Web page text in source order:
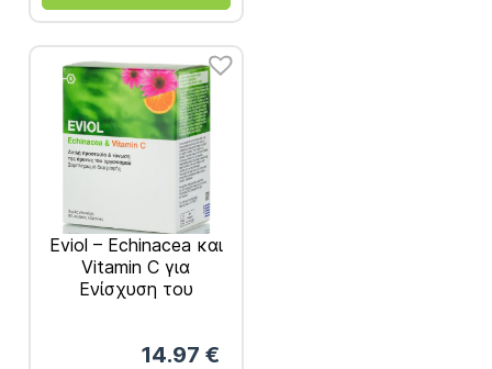
Eviol – Echinacea και
Vitamin C για
Ενίσχυση του
14.97 €